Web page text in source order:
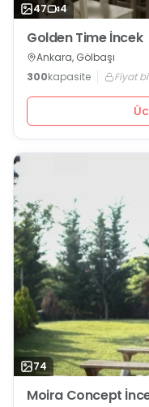
47 4
Golden Time İncek
Ankara, Gölbaşı
300kapasite Fiyat
74
Moira Concept